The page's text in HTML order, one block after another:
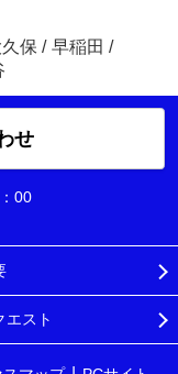
保 / 早稲田 /
せ
00
エスト